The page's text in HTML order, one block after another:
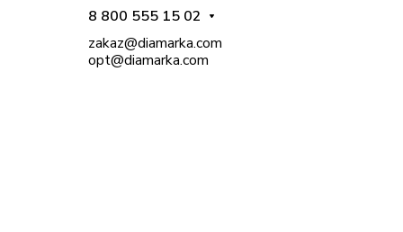
8 800 555 15 02
zakaz@diamarka.com
opt@diamarka.com